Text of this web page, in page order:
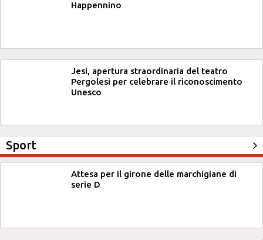
Happennino
Jesi, apertura straordinaria del teatro
Pergolesi per celebrare il riconoscimento
Unesco
Sport
Attesa per il girone delle marchigiane di
serie D